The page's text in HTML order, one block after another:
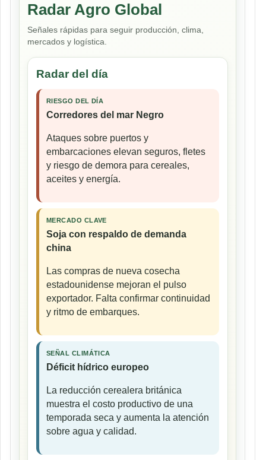
Radar Agro Global
Señales rápidas para seguir producción, clima,
mercados y logística.
Radar del día
RIESGO DEL DÍA
Corredores del mar Negro
Ataques sobre puertos y
embarcaciones elevan seguros, fletes
y riesgo de demora para cereales,
aceites y energía.
MERCADO CLAVE
Soja con respaldo de demanda
china
Las compras de nueva cosecha
estadounidense mejoran el pulso
exportador. Falta confirmar continuidad
y ritmo de embarques.
SEÑAL CLIMÁTICA
Déficit hídrico europeo
La reducción cerealera británica
muestra el costo productivo de una
temporada seca y aumenta la atención
sobre agua y calidad.